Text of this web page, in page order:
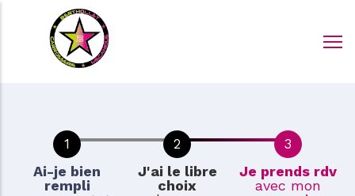
Ai-je bien
rempli
J'ai le libre
choix
Je prends rdv
avec mon